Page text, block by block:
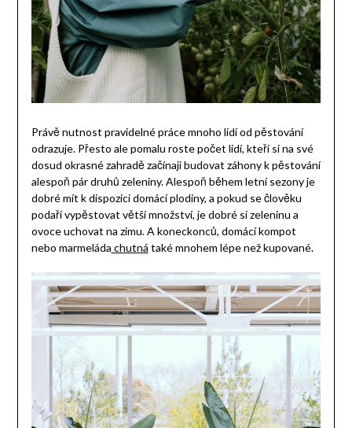
Právě nutnost pravidelné práce mnoho lidí od pěstování
odrazuje. Přesto ale pomalu roste počet lidí, kteří si na své
dosud okrasné zahradě začínají budovat záhony k pěstování
alespoň pár druhů zeleniny. Alespoň během letní sezony je
dobré mít k dispozici domácí plodiny, a pokud se člověku
podaří vypěstovat větší množství, je dobré si zeleninu a
ovoce uchovat na zimu. A koneckonců, domácí kompot
nebo marmeláda chutná také mnohem lépe než kupované.